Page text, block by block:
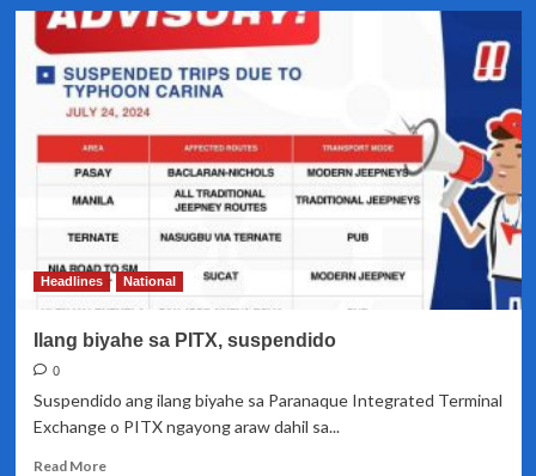
Headlines National
Ilang biyahe sa PITX, suspendido
0
Suspendido ang ilang biyahe sa Paranaque Integrated Terminal
Exchange o PITX ngayong araw dahil sa...
Read MoreRead